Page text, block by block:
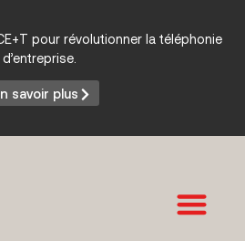
pour révolutionner la téléphonie
d’entreprise.
savoir plus